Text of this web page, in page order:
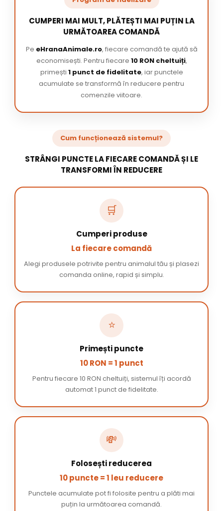
CUMPERI MAI MULT, PLĂTEȘTI MAI PUȚIN LA
URMĂTOAREA COMANDĂ
Pe eHranaAnimale.ro, fiecare comandă te ajută să
economisești. Pentru fiecare 10 RON cheltuiți,
primești 1 punct de fidelitate, iar punctele
acumulate se transformă în reducere pentru
comenzile viitoare.
Cum funcționează sistemul?
STRÂNGI PUNCTE LA FIECARE COMANDĂ ȘI LE
TRANSFORMI ÎN REDUCERE
🛒
Cumperi produse
La fiecare comandă
Alegi produsele potrivite pentru animalul tău și plasezi
comanda online, rapid și simplu.
⭐
Primești puncte
10 RON = 1 punct
Pentru fiecare 10 RON cheltuiți, sistemul îți acordă
automat 1 punct de fidelitate.
💸
Folosești reducerea
10 puncte = 1 leu reducere
Punctele acumulate pot fi folosite pentru a plăti mai
puțin la următoarea comandă.